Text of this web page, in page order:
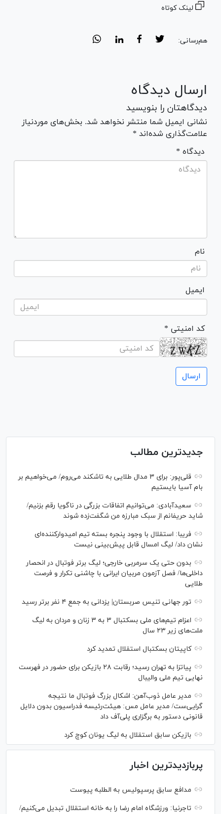
لینک کوتاه
هم‌رسانی:
ارسال دیدگاه
دیدگاهتان را بنویسید
نشانی ایمیل شما منتشر نخواهد شد. بخش‌های موردنیاز
علامت‌گذاری شده‌اند *
* دیدگاه
نام
ایمیل
* کد امنیتی
جدیدترین مطالب
قلی‌پور: برای ۳ مدال طلایی به تاشکند می‌روم/ می‌خواهیم بر
بام آسیا بایستیم
سعیدآبادی: می‌توانیم اتفاقات بزرگی در ناگویا رقم بزنیم/
شاید حریفانم از سبک مبارزه من شگفت‌زده شوند
فریبا: استقلال با وجود پنجره بسته تیم امیدوارکننده‌ای
نشان داد/ لیگ امسال قابل پیش‌بینی نیست
بدون حتی یک سرمربی خارجی؛ لیگ برتر فوتبال در انحصار
داخلی‌ها/ فصل آزمون مربیان ایرانی با چاشنی تکرار و فرصت
طلایی
تور جهانی تنیس صربستان| یزدانی به جمع ۴ نفر برتر رسید
اعزام تیم‌های ملی بسکتبال ۳ به ۳ زنان و مردان به لیگ
ملت‌های زیر ۲۳ سال
کاپیتان بسکتبال استقلال تمدید کرد
پیاتزا به تهران رسید؛ رقابت ۲۸ بازیکن برای حضور در فهرست
نهایی تیم ملی والیبال
مدیر عامل ذوب‌آهن: اشکال بزرگ فوتبال ما نتیجه
گرایی‌ست/ مدیر عامل مس: هیئت‌رئیسه فدراسیون بدون دلایل
قانونی دستور به برگزاری پلی‌آف داد
بازیکن سابق استقلال به لیگ یونان کوچ کرد
پربازدیدترین اخبار
مدافع سابق پرسپولیس به الطلبه پیوست
تاجرنیا: ورزشگاه امام رضا را به خانه استقلال تبدیل می‌کنیم/